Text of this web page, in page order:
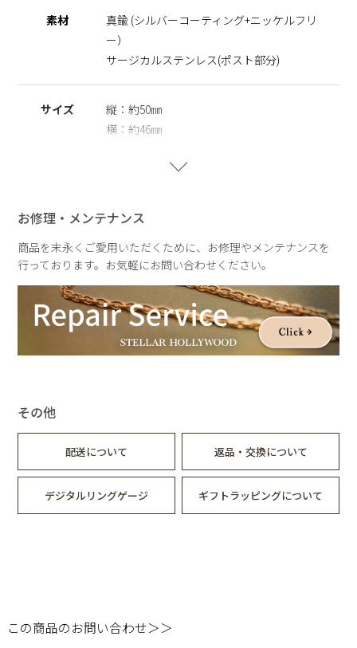
◆大草直子さん紹介記事はこちらから
https://amarclife.com/fashion/sample/20260504-2/
ており、皮膚や汗に触れてもイオン化して溶け出しにくい素材
します。
素材
真鍮 (シルバーコーティング+ニッケルフリ
ー）
サージカルステンレス(ポスト部分)
サイズ
縦：約50㎜
横：約46㎜
お修理・メンテナンス
商品を末永くご愛用いただくために、お修理やメンテナンスを
行っております。お気軽にお問い合わせください。
その他
配送について 返品・交換について
デジタルリングゲージ ギフトラッピングについて
この商品のお問い合わせ＞＞